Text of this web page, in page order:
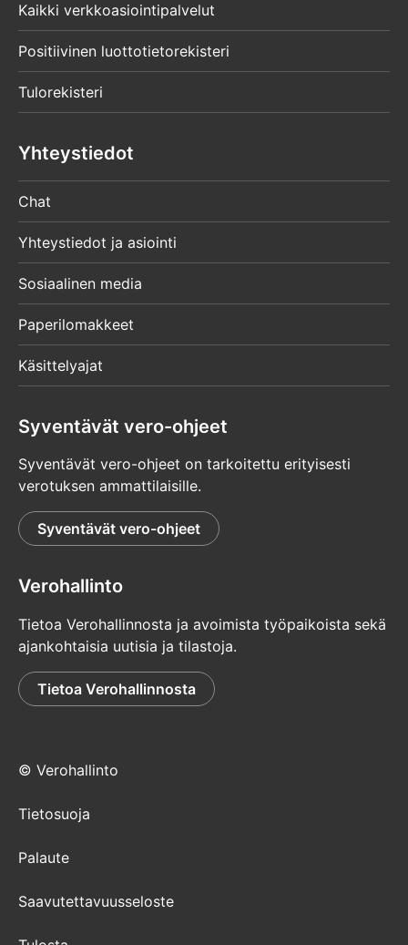
Kaikki verkkoasiointipalvelut
Positiivinen luottotietorekisteri
Tulorekisteri
Yhteystiedot
Chat
Yhteystiedot ja asiointi
Sosiaalinen media
Paperilomakkeet
Käsittelyajat
Syventävät vero-ohjeet
Syventävät vero-ohjeet on tarkoitettu erityisesti
verotuksen ammattilaisille.
Syventävät vero-ohjeet
Verohallinto
Tietoa Verohallinnosta ja avoimista työpaikoista sekä
ajankohtaisia uutisia ja tilastoja.
Tietoa Verohallinnosta
© Verohallinto
Tietosuoja
Palaute
Saavutettavuusseloste